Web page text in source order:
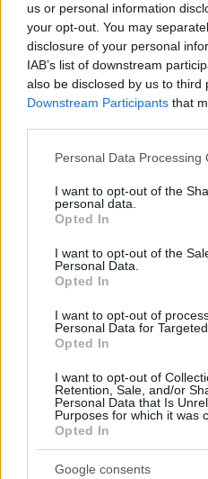
us or personal information
your opt-out. You may
disclosure of your personal
IAB’s list of downstream
also be disclosed by us to third
Downstream Participants that
Please note that this website/
not limited to your visit or
grant or deny consent to
use your data for below
consent section.
Personal Data Processing
I want to opt-out of the
personal data.
Opted In
I want to opt-out of the
Personal Data.
Opted In
I want to opt-out of
Personal Data for
Opted In
I want to opt-out of
Retention, Sale, and/or
Personal Data that Is
Purposes for which it was
Opted In
Google consents
κούκλας, ενώ ταυτόχρονα
ζωντανεύουν. Μια κούκλα
αποδεικνύεται ότι στην
πρίγκιπας με το όνομα
σε παιχνίδι από ένα
Μαρί, ο Τζορτζ και οι φίλοι
ταξιδεύουν στη μαγική
αποστολή να σώσουν τον
ανθρώπους των αρουραίων
πάντα λίγη μαγεία.
Share this